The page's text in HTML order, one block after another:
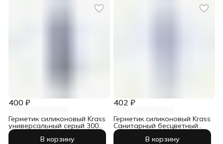
400 ₽
Герметик силиконовый Krass
универсальный серый 300
мл
В корзину
402 ₽
Герметик силиконовый Krass
Санитарный бесцветный
300 мл
В корзину